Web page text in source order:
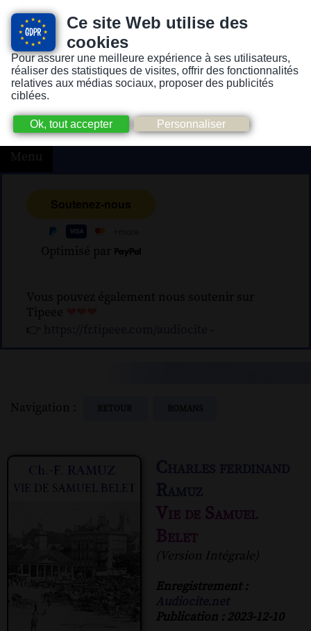
Ce site Web utilise des
cookies
Pour assurer une meilleure expérience à ses utilisateurs,
réaliser des statistiques de visites, offrir des fonctionnalités
relatives aux médias sociaux, proposer des publicités
ciblées.
Version pour personnes mal-voyantes ou non-voyantes
Menu
Optimisé par
Vous pouvez également nous soutenir sur
Tipeee
👉
-
Navigation :
Vie de Samuel
Belet
(Version Intégrale)
Enregistrement :
Publication : 2023-12-10